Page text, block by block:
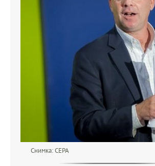
Снимка: CEPA